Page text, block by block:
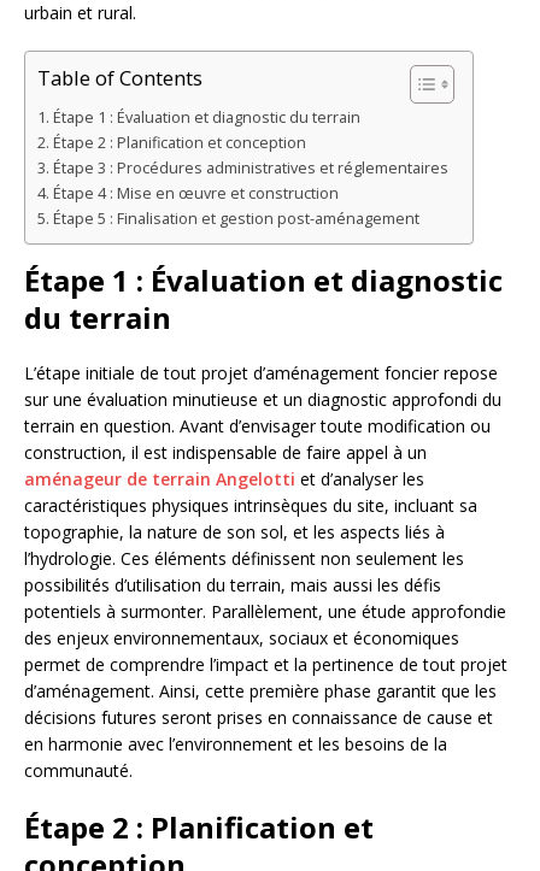
urbain et rural.
Table of Contents
Étape 1 : Évaluation et diagnostic du terrain
Étape 2 : Planification et conception
Étape 3 : Procédures administratives et réglementaires
Étape 4 : Mise en œuvre et construction
Étape 5 : Finalisation et gestion post-aménagement
Étape 1 : Évaluation et diagnostic
du terrain
L’étape initiale de tout projet d’aménagement foncier repose
sur une évaluation minutieuse et un diagnostic approfondi du
terrain en question. Avant d’envisager toute modification ou
construction, il est indispensable de faire appel à un
aménageur de terrain Angelotti et d’analyser les
caractéristiques physiques intrinsèques du site, incluant sa
topographie, la nature de son sol, et les aspects liés à
l’hydrologie. Ces éléments définissent non seulement les
possibilités d’utilisation du terrain, mais aussi les défis
potentiels à surmonter. Parallèlement, une étude approfondie
des enjeux environnementaux, sociaux et économiques
permet de comprendre l’impact et la pertinence de tout projet
d’aménagement. Ainsi, cette première phase garantit que les
décisions futures seront prises en connaissance de cause et
en harmonie avec l’environnement et les besoins de la
communauté.
Étape 2 : Planification et